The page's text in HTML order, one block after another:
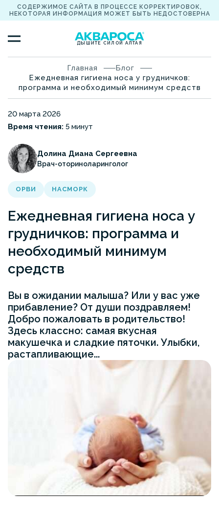
СОДЕРЖИМОЕ САЙТА В ПРОЦЕССЕ КОРРЕКТИРОВОК,
НЕКОТОРАЯ ИНФОРМАЦИЯ МОЖЕТ БЫТЬ НЕДОСТОВЕРНА
ДЫШИТЕ СИЛОЙ АЛТАЯ
Главная
Блог
Ежедневная гигиена носа у грудничков:
программа и необходимый минимум средств
20 марта 2026
Время чтения: 5 минут
Долина Диана Сергеевна
Врач-оториноларинголог
ОРВИ НАСМОРК
Ежедневная гигиена носа у
грудничков: программа и
необходимый минимум
средств
Вы в ожидании малыша? Или у вас уже
прибавление? От души поздравляем!
Добро пожаловать в родительство!
Здесь классно: самая вкусная
макушечка и сладкие пяточки. Улыбки,
растапливающие...